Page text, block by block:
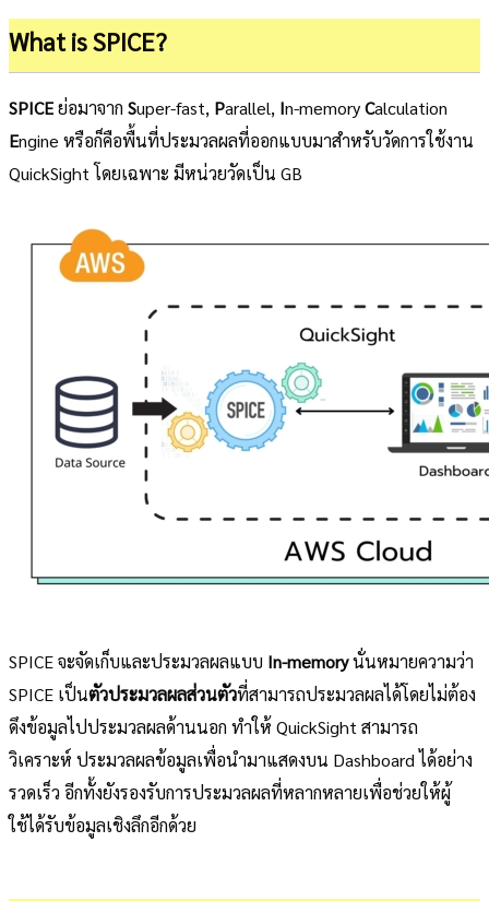
What is SPICE?
SPICEย่อมาจาก Super-fast, Parallel, In-memoryCalculation
Engine หรือก็คือพื้นที่ประมวลผลที่ออกแบบมาสำหรับวัดการใช้งาน
QuickSight โดยเฉพาะ มีหน่วยวัดเป็น GB
SPICE จะจัดเก็บและประมวลผลแบบ In-memoryนั่นหมายความว่า
SPICE เป็นตัวประมวลผลส่วนตัวที่สามารถประมวลผลได้โดยไม่ต้อง
ดึงข้อมูลไปประมวลผลด้านนอก ทำให้ QuickSight สามารถ
วิเคราะห์ ประมวลผลข้อมูลเพื่อนำมาแสดงบน Dashboard ได้อย่าง
รวดเร็ว อีกทั้งยังรองรับการประมวลผลที่หลากหลายเพื่อช่วยให้ผู้
ใช้ได้รับข้อมูลเชิงลึกอีกด้วย